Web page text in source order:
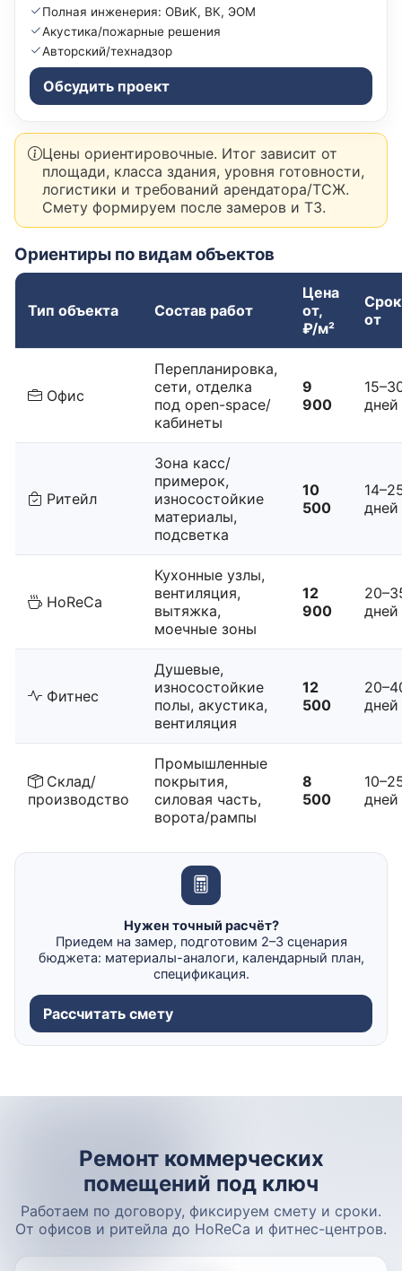
Полная инженерия: ОВиК, ВК, ЭОМ
Акустика/пожарные решения
Авторский/технадзор
Обсудить проект
Цены ориентировочные. Итог зависит от
площади, класса здания, уровня готовности,
логистики и требований арендатора/ТСЖ.
Смету формируем после замеров и ТЗ.
Ориентиры по видам объектов
Тип объекта Состав работ
Цена
от,
₽/м²
от
Офис
Перепланировка,
сети, отделка
под open-space/
кабинеты
9
900
дней
Ритейл
Зона касс/
примерок,
износостойкие
материалы,
подсветка
10
500
дней
HoReCa
Кухонные узлы,
вентиляция,
вытяжка,
моечные зоны
12
900
дней
Фитнес
Душевые,
износостойкие
полы, акустика,
вентиляция
12
500
дней
Склад/
производство
Промышленные
покрытия,
силовая часть,
ворота/рампы
8
500
дней
Нужен точный расчёт?
Приедем на замер, подготовим 2–3 сценария
бюджета: материалы-аналоги, календарный план,
спецификация.
Рассчитать смету
Ремонт коммерческих
помещений под ключ
Работаем по договору, фиксируем смету и сроки.
От офисов и ритейла до HoReCa и фитнес-центров.